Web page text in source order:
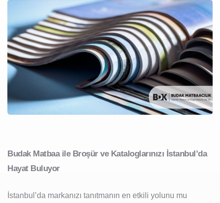
Budak Matbaa ile Broşür ve Kataloglarınızı İstanbul’da
Hayat Buluyor
İstanbul’da markanızı tanıtmanın en etkili yolunu mu